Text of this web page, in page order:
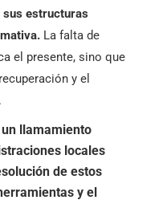
sus estructuras
La falta de
el presente, sino que
y el
un llamamiento
locales
de estos
y el